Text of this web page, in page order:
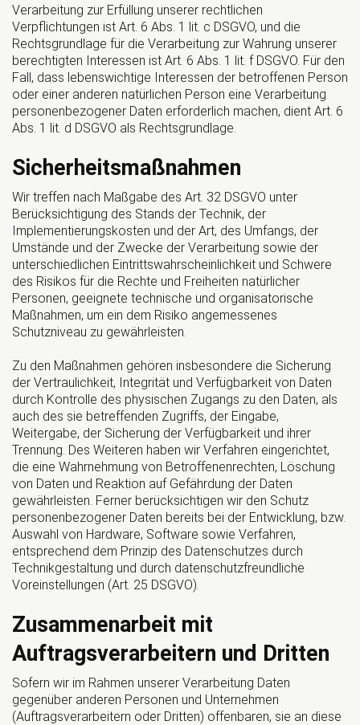
Verarbeitung zur Erfüllung unserer rechtlichen
Verpflichtungen ist Art. 6 Abs. 1 lit. c DSGVO, und die
Rechtsgrundlage für die Verarbeitung zur Wahrung unserer
berechtigten Interessen ist Art. 6 Abs. 1 lit. f DSGVO. Für den
Fall, dass lebenswichtige Interessen der betroffenen Person
oder einer anderen natürlichen Person eine Verarbeitung
personenbezogener Daten erforderlich machen, dient Art. 6
Abs. 1 lit. d DSGVO als Rechtsgrundlage.
Sicherheitsmaßnahmen
Wir treffen nach Maßgabe des Art. 32 DSGVO unter
Berücksichtigung des Stands der Technik, der
Implementierungskosten und der Art, des Umfangs, der
Umstände und der Zwecke der Verarbeitung sowie der
unterschiedlichen Eintrittswahrscheinlichkeit und Schwere
des Risikos für die Rechte und Freiheiten natürlicher
Personen, geeignete technische und organisatorische
Maßnahmen, um ein dem Risiko angemessenes
Schutzniveau zu gewährleisten.
Zu den Maßnahmen gehören insbesondere die Sicherung
der Vertraulichkeit, Integrität und Verfügbarkeit von Daten
durch Kontrolle des physischen Zugangs zu den Daten, als
auch des sie betreffenden Zugriffs, der Eingabe,
Weitergabe, der Sicherung der Verfügbarkeit und ihrer
Trennung. Des Weiteren haben wir Verfahren eingerichtet,
die eine Wahrnehmung von Betroffenenrechten, Löschung
von Daten und Reaktion auf Gefährdung der Daten
gewährleisten. Ferner berücksichtigen wir den Schutz
personenbezogener Daten bereits bei der Entwicklung, bzw.
Auswahl von Hardware, Software sowie Verfahren,
entsprechend dem Prinzip des Datenschutzes durch
Technikgestaltung und durch datenschutzfreundliche
Voreinstellungen (Art. 25 DSGVO).
Zusammenarbeit mit
Auftragsverarbeitern und Dritten
Sofern wir im Rahmen unserer Verarbeitung Daten
gegenüber anderen Personen und Unternehmen
(Auftragsverarbeitern oder Dritten) offenbaren, sie an diese